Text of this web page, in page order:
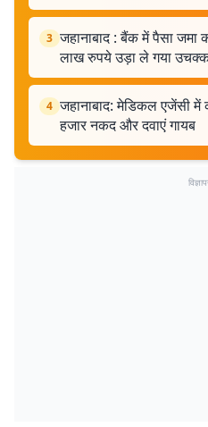
3 जहानाबाद : बैंक में पैसा
लाख रुपये उड़ा ले गया
4 जहानाबाद: मेडिकल एजेंसी में
हजार नकद और दवाएं गायब